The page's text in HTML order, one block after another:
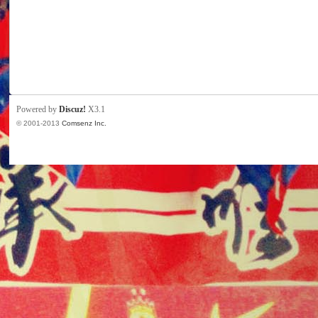
Powered byDiscuz! X3.1
© 2001-2013Comsenz Inc.